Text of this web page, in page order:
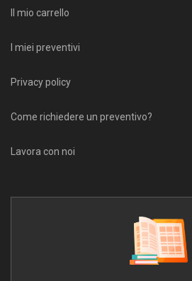
Il mio carrello
I miei preventivi
Privacy policy
Come richiedere un preventivo?
Lavora con noi